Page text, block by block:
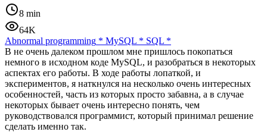
8 min
64K
Abnormal programming * MySQL * SQL *
В не очень далеком прошлом мне пришлось покопаться
немного в исходном коде MySQL, и разобраться в некоторых
аспектах его работы. В ходе работы лопаткой, и
эксперимeнтов, я наткнулся на несколько очень интересных
особенностей, часть из которых просто забавна, а в случае
некоторых бывает очень интересно понять, чем
руководствовался программист, который принимал решение
сделать именно так.